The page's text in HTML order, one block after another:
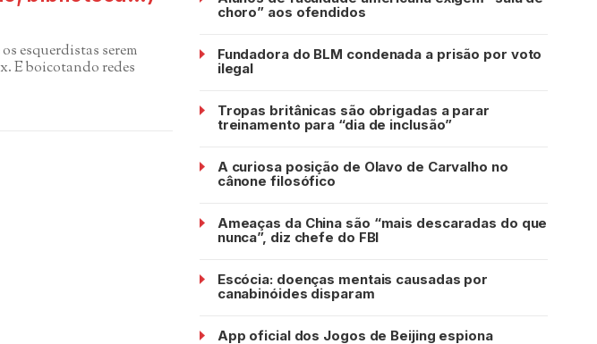
esquerdistas serem
E boicotando redes
choro” aos ofendidos
Fundadora do BLM condenada a prisão por voto
ilegal
Tropas britânicas são obrigadas a parar
treinamento para “dia de inclusão”
A curiosa posição de Olavo de Carvalho no
cânone filosófico
Ameaças da China são “mais descaradas do que
nunca”, diz chefe do FBI
Escócia: doenças mentais causadas por
canabinóides disparam
App oficial dos Jogos de Beijing espiona